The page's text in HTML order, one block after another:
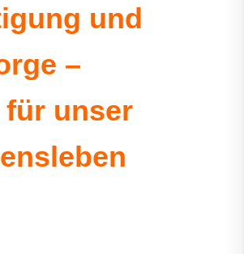
und
–
für unser